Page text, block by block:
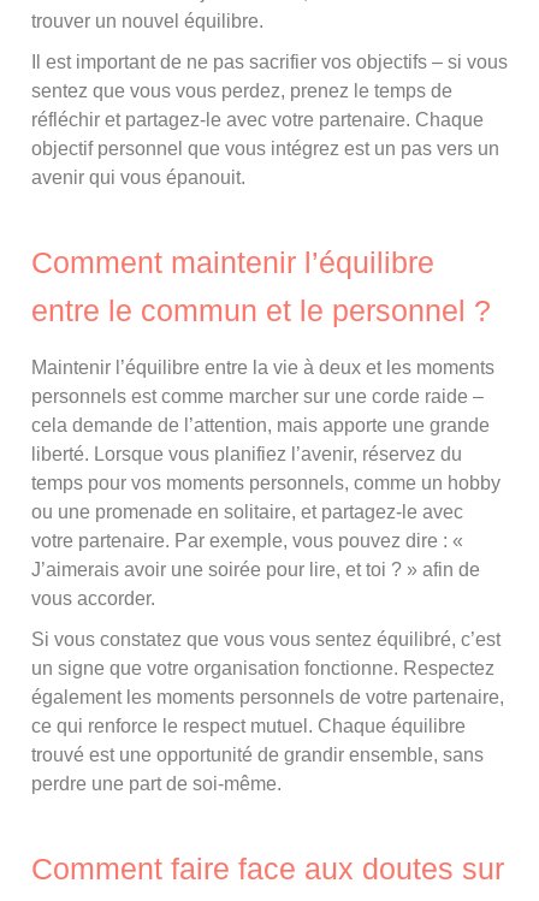
trouver un nouvel équilibre.
Il est important de ne pas sacrifier vos objectifs – si vous
sentez que vous vous perdez, prenez le temps de
réfléchir et partagez-le avec votre partenaire. Chaque
objectif personnel que vous intégrez est un pas vers un
avenir qui vous épanouit.
Comment maintenir l’équilibre
entre le commun et le personnel ?
Maintenir l’équilibre entre la vie à deux et les moments
personnels est comme marcher sur une corde raide –
cela demande de l’attention, mais apporte une grande
liberté. Lorsque vous planifiez l’avenir, réservez du
temps pour vos moments personnels, comme un hobby
ou une promenade en solitaire, et partagez-le avec
votre partenaire. Par exemple, vous pouvez dire : «
J’aimerais avoir une soirée pour lire, et toi ? » afin de
vous accorder.
Si vous constatez que vous vous sentez équilibré, c’est
un signe que votre organisation fonctionne. Respectez
également les moments personnels de votre partenaire,
ce qui renforce le respect mutuel. Chaque équilibre
trouvé est une opportunité de grandir ensemble, sans
perdre une part de soi-même.
Comment faire face aux doutes sur